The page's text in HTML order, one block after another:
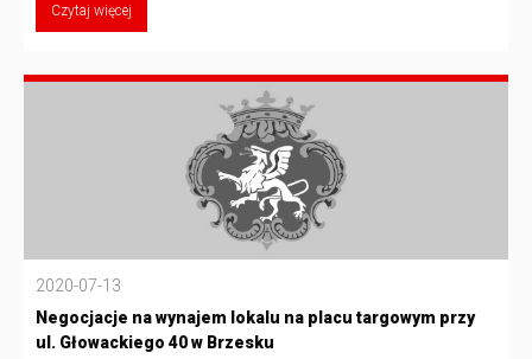
Czytaj więcej
2020-07-13
Negocjacje na wynajem lokalu na placu targowym przy
ul. Głowackiego 40 w Brzesku